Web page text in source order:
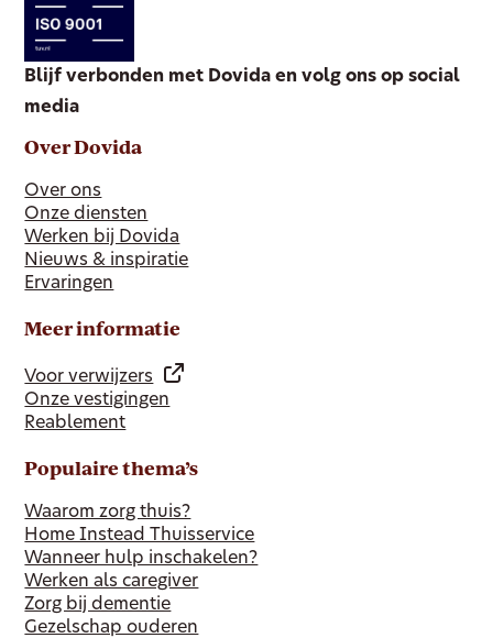
Blijf verbonden met Dovida en volg ons op social
media
Over Dovida
Over ons
Onze diensten
Werken bij Dovida
Nieuws & inspiratie
Ervaringen
Meer informatie
Voor verwijzers
Onze vestigingen
Reablement
Populaire thema’s
Waarom zorg thuis?
Home Instead Thuisservice
Wanneer hulp inschakelen?
Werken als caregiver
Zorg bij dementie
Gezelschap ouderen